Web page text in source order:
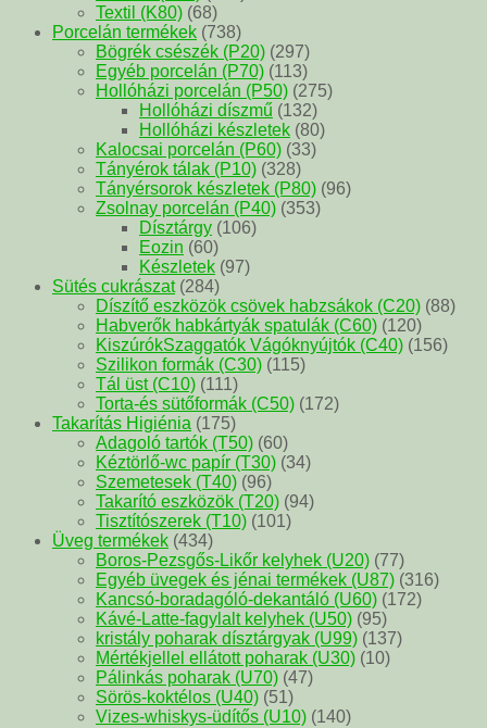
Textil (K80) (68)
Porcelán termékek (738)
Bögrék csészék (P20) (297)
Egyéb porcelán (P70) (113)
Hollóházi porcelán (P50) (275)
Hollóházi díszmű (132)
Hollóházi készletek (80)
Kalocsai porcelán (P60) (33)
Tányérok tálak (P10) (328)
Tányérsorok készletek (P80) (96)
Zsolnay porcelán (P40) (353)
Dísztárgy (106)
Eozin (60)
Készletek (97)
Sütés cukrászat (284)
Díszítő eszközök csövek habzsákok (C20) (88)
Habverők habkártyák spatulák (C60) (120)
KiszúrókSzaggatók Vágóknyújtók (C40) (156)
Szilikon formák (C30) (115)
Tál üst (C10) (111)
Torta-és sütőformák (C50) (172)
Takarítás Higiénia (175)
Adagoló tartók (T50) (60)
Kéztörlő-wc papír (T30) (34)
Szemetesek (T40) (96)
Takarító eszközök (T20) (94)
Tisztítószerek (T10) (101)
Üveg termékek (434)
Boros-Pezsgős-Likőr kelyhek (U20) (77)
Egyéb üvegek és jénai termékek (U87) (316)
Kancsó-boradagóló-dekantáló (U60) (172)
Kávé-Latte-fagylalt kelyhek (U50) (95)
kristály poharak dísztárgyak (U99) (137)
Mértékjellel ellátott poharak (U30) (10)
Pálinkás poharak (U70) (47)
Sörös-koktélos (U40) (51)
Vizes-whiskys-üdítős (U10) (140)